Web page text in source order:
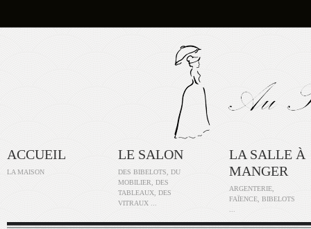
ACCUEIL
LA MAISON
LE SALON
DES BIBELOTS, DU
MOBILIER, DES
TABLEAUX, DES
VITRAUX ...
LA SALLE À
MANGER
ARGENTERIE,
FAÏENCE, BIBELOTS